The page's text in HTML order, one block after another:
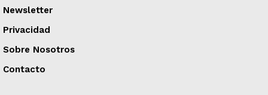
Newsletter
Privacidad
Sobre Nosotros
Contacto